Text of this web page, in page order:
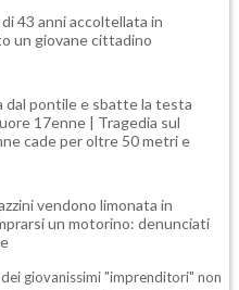
43 anni accoltellata in
un giovane cittadino
dal pontile e sbatte la testa
17enne | Tragedia sul
cade per oltre 50 metri e
vendono limonata in
un motorino: denunciati
dei giovanissimi "imprenditori" non